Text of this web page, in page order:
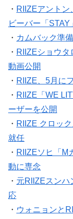
・ RIIZEアントン
ビーバー「STAY
・ カムバック準
・ RIIZEショウ
動画公開
・ RIIZE、5月に
・ RIIZE「WE
ーザーを公開
・ RIIZE クロッ
就任
・ RIIZEソヒ「M
動に専念
・ 元RIIZEスンハ
応
・ ウォニョンと